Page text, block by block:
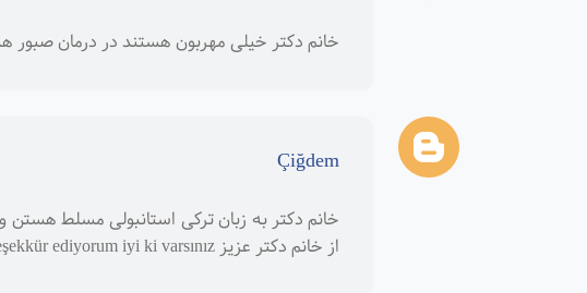
خانم دکتر خیلی مهربون هستند در درمان
Çiğdem
خانم دکتر به زبان ترکی استانبولی مسلط هستن
از خانم دکتر عزیز Dr.fariba feizii sen den teşekkür ediyorum iyi ki varsınız ❤️🌸